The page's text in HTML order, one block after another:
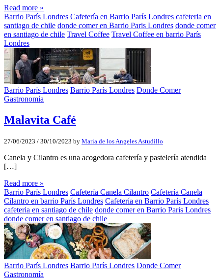
Read more »
Barrio París Londres Cafetería en Barrio París Londres cafeteria en
santiago de chile donde comer en Barrio Paris Londres donde comer
en santiago de chile Travel Coffee Travel Coffee en barrio París
Londres
Barrio París Londres Barrio París Londres Donde Comer
Gastronomía
Malavita Café
27/06/2023 / 30/10/2023 by Maria de los Angeles Astudillo
Canela y Cilantro es una acogedora cafetería y pastelería atendida
[…]
Read more »
Barrio París Londres Cafetería Canela Cilantro Cafetería Canela
Cilantro en barrio París Londres Cafetería en Barrio París Londres
cafeteria en santiago de chile donde comer en Barrio Paris Londres
donde comer en santiago de chile
Barrio París Londres Barrio París Londres Donde Comer
Gastronomía